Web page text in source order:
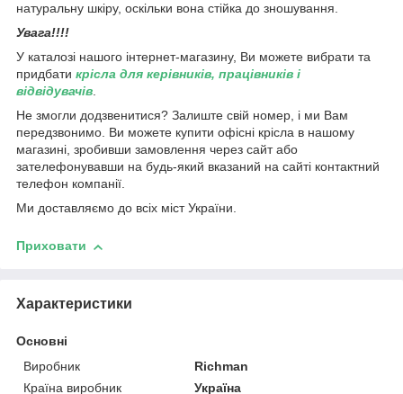
натуральну шкіру, оскільки вона стійка до зношування.
Увага!!!!
У каталозі нашого інтернет-магазину, Ви можете вибрати та
придбати крісла для керівників, працівників і
відвідувачів.
Не змогли додзвенитися? Залиште свій номер, і ми Вам
передзвонимо. Ви можете купити офісні крісла в нашому
магазині, зробивши замовлення через сайт або
зателефонувавши на будь-який вказаний на сайті контактний
телефон компанії.
Ми доставляємо до всіх міст України.
Приховати
Характеристики
Основні
Виробник
Richman
Країна виробник
Україна